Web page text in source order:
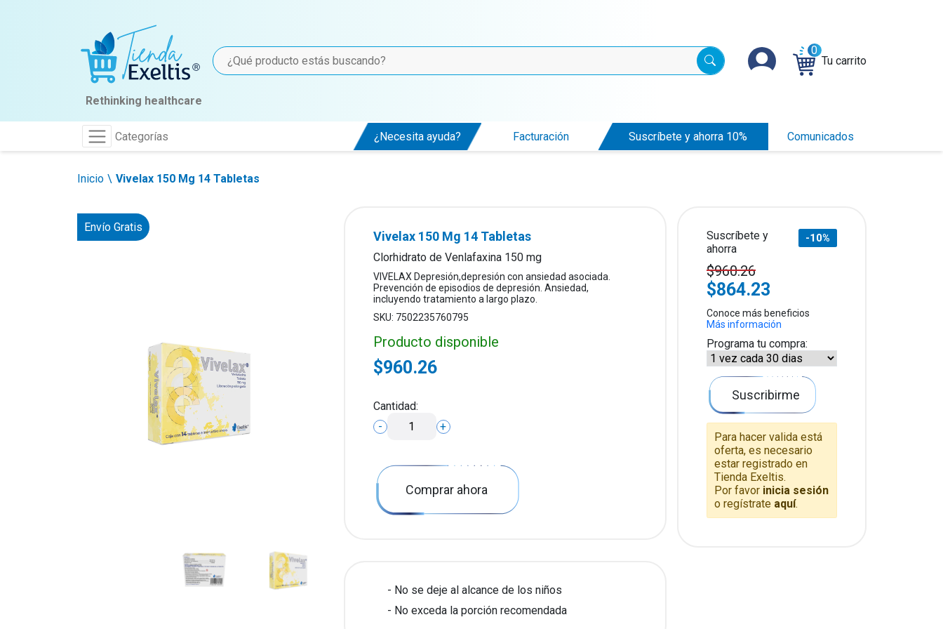
Rethinking healthcare
0
Tu carrito
Categorías ¿Necesita ayuda? Facturación Suscríbete y ahorra 10% Comunicados
Inicio Vivelax 150 Mg 14 Tabletas
Envío Gratis
Vivelax 150 Mg 14 Tabletas
Clorhidrato de Venlafaxina 150 mg
VIVELAX Depresión,depresión con ansiedad asociada.
Prevención de episodios de depresión. Ansiedad,
incluyendo tratamiento a largo plazo.
SKU: 7502235760795
Producto disponible
$960.26
Cantidad:
-
+
Comprar ahora
No se deje al alcance de los niños
No exceda la porción recomendada
Suscríbete y
ahorra
-10%
$960.26
$864.23
Conoce más beneficios
Más información
Programa tu compra:
Suscribirme
Para hacer valida está
oferta, es necesario
estar registrado en
Tienda Exeltis.
Por favor inicia sesión
o regístrate aquí.